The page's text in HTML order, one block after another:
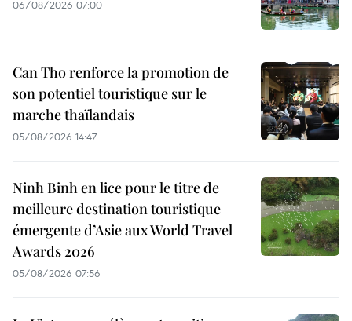
06/08/2026 07:00
Can Tho renforce la promotion de
son potentiel touristique sur le
marche thaïlandais
05/08/2026 14:47
Ninh Binh en lice pour le titre de
meilleure destination touristique
émergente d’Asie aux World Travel
Awards 2026
05/08/2026 07:56